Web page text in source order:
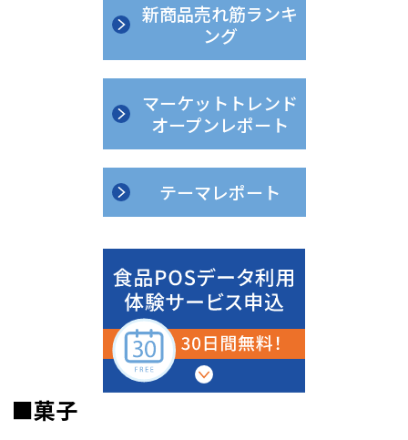
新商品売れ筋ランキ
ング
マーケットトレンド
オープンレポート
テーマレポート
■菓子